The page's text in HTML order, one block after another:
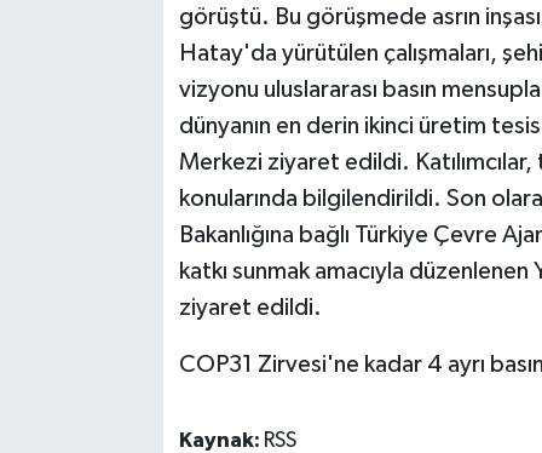
görüştü. Bu görüşmede asrın
Hatay'da yürütülen çalışmaları,
vizyonu uluslararası basın
dünyanın en derin ikinci üretim
Merkezi ziyaret edildi.
konularında bilgilendirildi. Son
Bakanlığına bağlı Türkiye Çevre
katkı sunmak amacıyla
ziyaret edildi.
COP31 Zirvesi'ne kadar 4 ayrı
Kaynak: RSS